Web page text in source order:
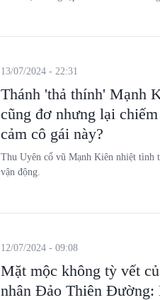
Thánh 'thả thính' Mạnh
cũng đơ nhưng lại
cảm cô gái này?
13/07/2024 - 22:31
Thu Uyên cổ vũ Mạnh Kiên nhiệt tình
vận động.
Mặt mộc không tỳ vết
nhân Đảo Thiên Đường:
12/07/2024 - 09:08